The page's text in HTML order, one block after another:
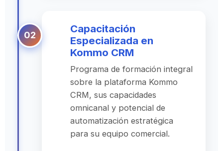
Capacitación
Especializada en
Kommo CRM
Programa de formación integral
sobre la plataforma Kommo
CRM, sus capacidades
omnicanal y potencial de
automatización estratégica
para su equipo comercial.